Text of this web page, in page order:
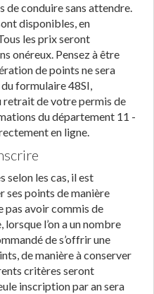
de conduire sans attendre.
disponibles, en
les prix seront
onéreux. Pensez à être
de points ne sera
formulaire 48SI,
retrait de votre permis de
du département 11 -
en ligne.
selon les cas, il est
ses points de manière
pas avoir commis de
l’on a un nombre
de s’offrir une
de manière à conserver
critères seront
inscription par an sera